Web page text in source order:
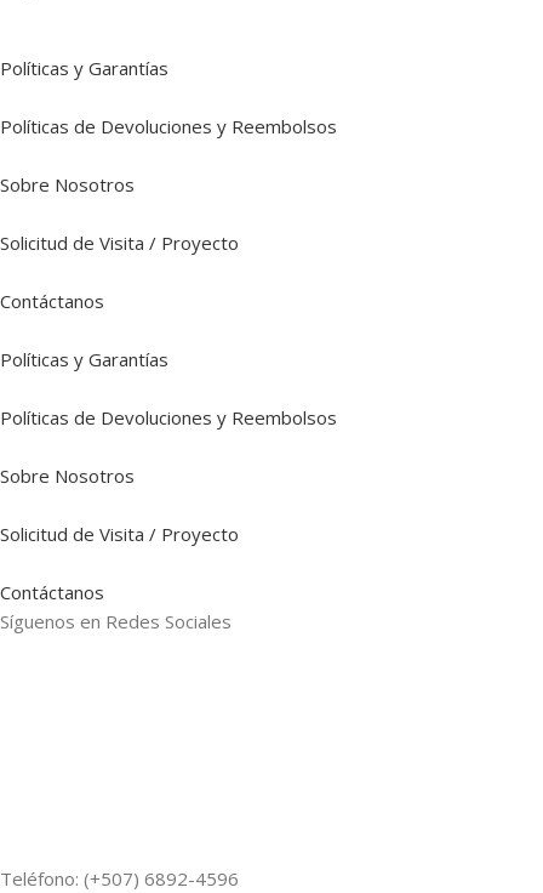
Políticas y Garantías
Políticas de Devoluciones y Reembolsos
Sobre Nosotros
Solicitud de Visita / Proyecto
Contáctanos
Políticas y Garantías
Políticas de Devoluciones y Reembolsos
Sobre Nosotros
Solicitud de Visita / Proyecto
Contáctanos
Síguenos en Redes Sociales
Teléfono: (+507) 6892-4596